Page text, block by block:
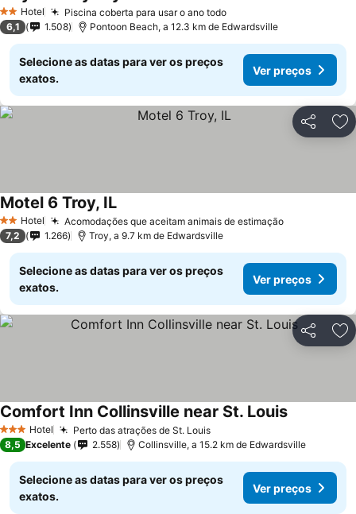
2 Estrelas
Hotel Piscina coberta para usar o ano todoVer preços
6,1 1.508 Pontoon Beach, a 12.3 km de Edwardsville
Selecione as datas para ver os preços
exatos.
Ver preços
Partilhar
2 Estrelas
Hotel Acomodações que aceitam animais de estimaçãoVer preços
Motel 6 Troy, ILVer preços
7,2 1.266 Troy, a 9.7 km de Edwardsville
Selecione as datas para ver os preços
exatos.
Ver preços
Partilhar
3 EstrelasHotel Perto das atrações de St. LouisVer preços
Comfort Inn Collinsville near St. LouisVer preços
8,5 Excelente 2.558 Collinsville, a 15.2 km de Edwardsville
Selecione as datas para ver os preços
exatos.
Ver preços